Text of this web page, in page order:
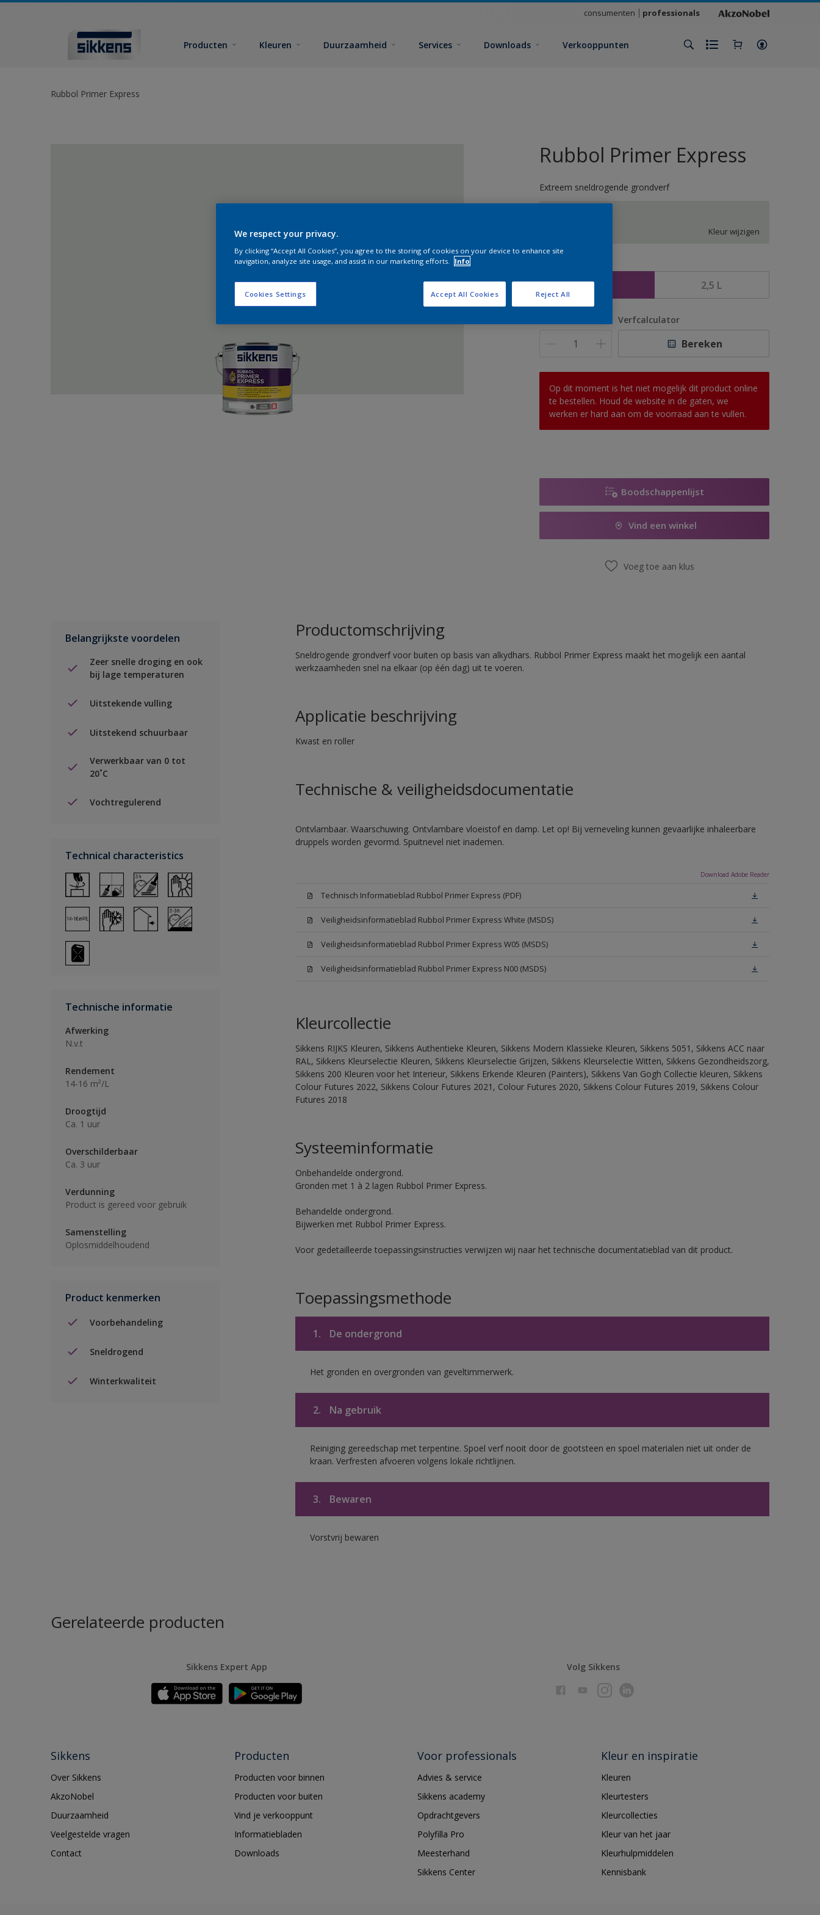
consumenten professionals
Producten Kleuren Duurzaamheid Services Downloads Verkooppunten
Rubbol Primer Express
Rubbol Primer Express
Extreem sneldrogende grondverf
Kleur wijzigen
1 L 2,5 L
Verfcalculator
Bereken
Op dit moment is het niet mogelijk dit product online
te bestellen. Houd de website in de gaten, we
werken er hard aan om de voorraad aan te vullen.
Boodschappenlijst
Vind een winkel
Voeg toe aan klus
Belangrijkste voordelen
Zeer snelle droging en ook
bij lage temperaturen
Uitstekende vulling
Uitstekend schuurbaar
Verwerkbaar van 0 tot
20˚C
Vochtregulerend
Technical characteristics
Technische informatie
Afwerking
N.v.t
Rendement
14-16 m²/L
Droogtijd
Ca. 1 uur
Overschilderbaar
Ca. 3 uur
Verdunning
Product is gereed voor gebruik
Samenstelling
Oplosmiddelhoudend
Product kenmerken
Voorbehandeling
Sneldrogend
Winterkwaliteit
Productomschrijving
Sneldrogende grondverf voor buiten op basis van alkydhars. Rubbol Primer Express maakt het mogelijk een aantal
werkzaamheden snel na elkaar (op één dag) uit te voeren.
Applicatie beschrijving
Kwast en roller
Technische & veiligheidsdocumentatie
Ontvlambaar. Waarschuwing. Ontvlambare vloeistof en damp. Let op! Bij verneveling kunnen gevaarlijke inhaleerbare
druppels worden gevormd. Spuitnevel niet inademen.
Download Adobe Reader
Technisch Informatieblad Rubbol Primer Express (PDF)
Veiligheidsinformatieblad Rubbol Primer Express White (MSDS)
Veiligheidsinformatieblad Rubbol Primer Express W05 (MSDS)
Veiligheidsinformatieblad Rubbol Primer Express N00 (MSDS)
Kleurcollectie
Sikkens RIJKS Kleuren, Sikkens Authentieke Kleuren, Sikkens Modern Klassieke Kleuren, Sikkens 5051, Sikkens ACC naar
RAL, Sikkens Kleurselectie Kleuren, Sikkens Kleurselectie Grijzen, Sikkens Kleurselectie Witten, Sikkens Gezondheidszorg,
Sikkens 200 Kleuren voor het Interieur, Sikkens Erkende Kleuren (Painters), Sikkens Van Gogh Collectie kleuren, Sikkens
Colour Futures 2022, Sikkens Colour Futures 2021, Colour Futures 2020, Sikkens Colour Futures 2019, Sikkens Colour
Futures 2018
Systeeminformatie
Onbehandelde ondergrond.
Gronden met 1 à 2 lagen Rubbol Primer Express.
Behandelde ondergrond.
Bijwerken met Rubbol Primer Express.
Voor gedetailleerde toepassingsinstructies verwijzen wij naar het technische documentatieblad van dit product.
Toepassingsmethode
1. De ondergrond
Het gronden en overgronden van geveltimmerwerk.
2. Na gebruik
Reiniging gereedschap met terpentine. Spoel verf nooit door de gootsteen en spoel materialen niet uit onder de
kraan. Verfresten afvoeren volgens lokale richtlijnen.
3. Bewaren
Vorstvrij bewaren
Gerelateerde producten
Sikkens Expert App Volg Sikkens
Sikkens
Over Sikkens
AkzoNobel
Duurzaamheid
Veelgestelde vragen
Contact
Producten
Producten voor binnen
Producten voor buiten
Vind je verkooppunt
Informatiebladen
Downloads
Voor professionals
Advies & service
Sikkens academy
Opdrachtgevers
Polyfilla Pro
Meesterhand
Sikkens Center
Kleur en inspiratie
Kleuren
Kleurtesters
Kleurcollecties
Kleur van het jaar
Kleurhulpmiddelen
Kennisbank
We respect your privacy.
By clicking “Accept All Cookies”, you agree to the storing of cookies on your device to enhance site
navigation, analyze site usage, and assist in our marketing efforts.
Info
Cookies Settings Reject All
Accept All Cookies